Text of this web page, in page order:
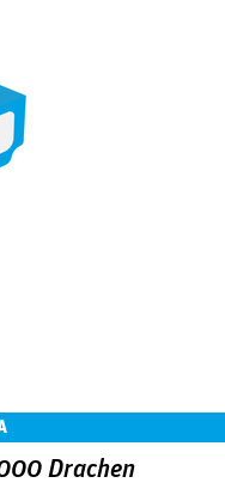
Drachen